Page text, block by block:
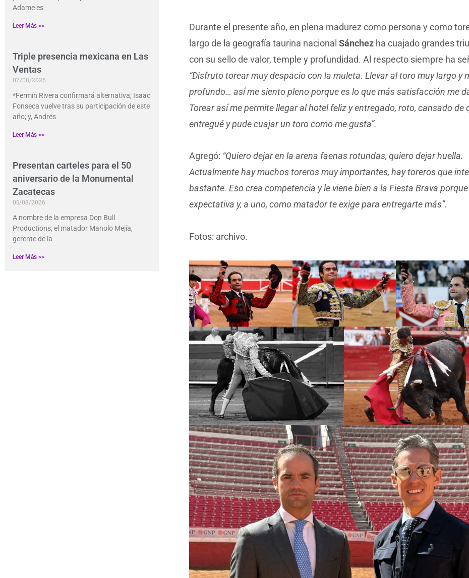
Adame es
Leer Más >>
Triple presencia mexicana en Las
Ventas
07/08/2026
*Fermín Rivera confirmará alternativa; Isaac
Fonseca vuelve tras su participación de este
año; y, Andrés
Leer Más >>
Presentan carteles para el 50
aniversario de la Monumental
Zacatecas
05/08/2026
A nombre de la empresa Don Bull
Productions, el matador Manolo Mejía,
gerente de la
Leer Más >>
Durante el presente año, en plena madurez como persona y como
largo de la geografía taurina nacional Sánchezha cuajado grandes
con su sello de valor, temple y profundidad. Al respecto siempre ha
“Disfruto torear muy despacio con la muleta. Llevar al toro muy largo y
profundo… así me siento pleno porque es lo que más satisfacción me
Torear así me permite llegar al hotel feliz y entregado, roto, cansado de
entregué y pude cuajar un toro como me gusta”.
Agregó: “Quiero dejar en la arena faenas rotundas, quiero dejar huella.
Actualmente hay muchos toreros muy importantes, hay toreros que
bastante. Eso crea competencia y le viene bien a la Fiesta Brava
expectativa y, a uno, como matador te exige para entregarte más”.
Fotos: archivo.